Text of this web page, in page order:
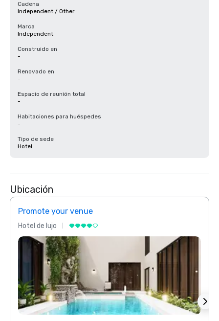
Cadena
Independent / Other
Marca
Independent
Construido en
-
Renovado en
-
Espacio de reunión total
-
Habitaciones para huéspedes
-
Tipo de sede
Hotel
Ubicación
Promote your venue
Hotel de lujo